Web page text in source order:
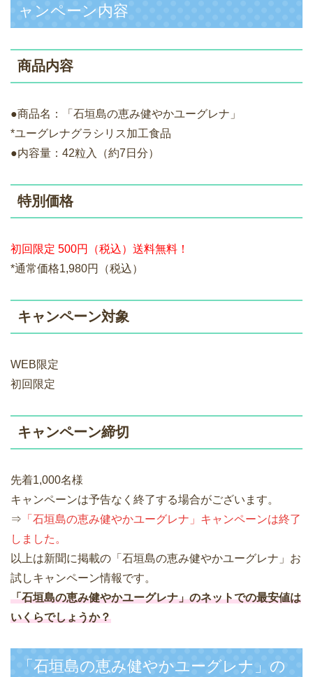
ャンペーン内容
商品内容
●商品名：「石垣島の恵み健やかユーグレナ」
*ユーグレナグラシリス加工食品
●内容量：42粒入（約7日分）
特別価格
初回限定 500円（税込）送料無料！
*通常価格1,980円（税込）
キャンペーン対象
WEB限定
初回限定
キャンペーン締切
先着1,000名様
キャンペーンは予告なく終了する場合がございます。
⇒ 「石垣島の恵み健やかユーグレナ」キャンペーンは終了
しました。
以上は新聞に掲載の「石垣島の恵み健やかユーグレナ」お
試しキャンペーン情報です。
「石垣島の恵み健やかユーグレナ」のネットでの最安値は
いくらでしょうか？
「石垣島の恵み健やかユーグレナ」の